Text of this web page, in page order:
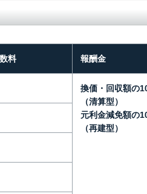
料 報酬金
換価・回収額の
（清算型）
元利金減免額の
（再建型）